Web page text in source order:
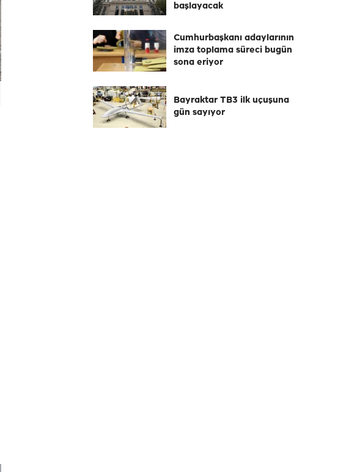
başlayacak
Cumhurbaşkanı adaylarının
imza toplama süreci bugün
sona eriyor
Bayraktar TB3 ilk uçuşuna
gün sayıyor